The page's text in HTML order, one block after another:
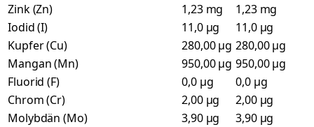
Zink (Zn)
1,23 mg
1,23 mg
Iodid (I)
11,0 µg
11,0 µg
Kupfer (Cu)
280,00 µg 280,00 µg
Mangan (Mn)
950,00 µg 950,00 µg
Fluorid (F)
0,0 µg
0,0 µg
Chrom (Cr)
2,00 µg
2,00 µg
Molybdän (Mo)
3,90 µg
3,90 µg